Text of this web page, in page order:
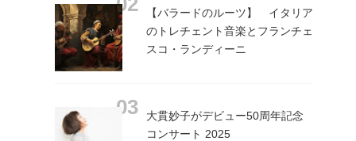
【バラードのルーツ】 イタリア
のトレチェント音楽とフランチェ
スコ・ランディーニ
大貫妙子がデビュー50周年記念
コンサート 2025